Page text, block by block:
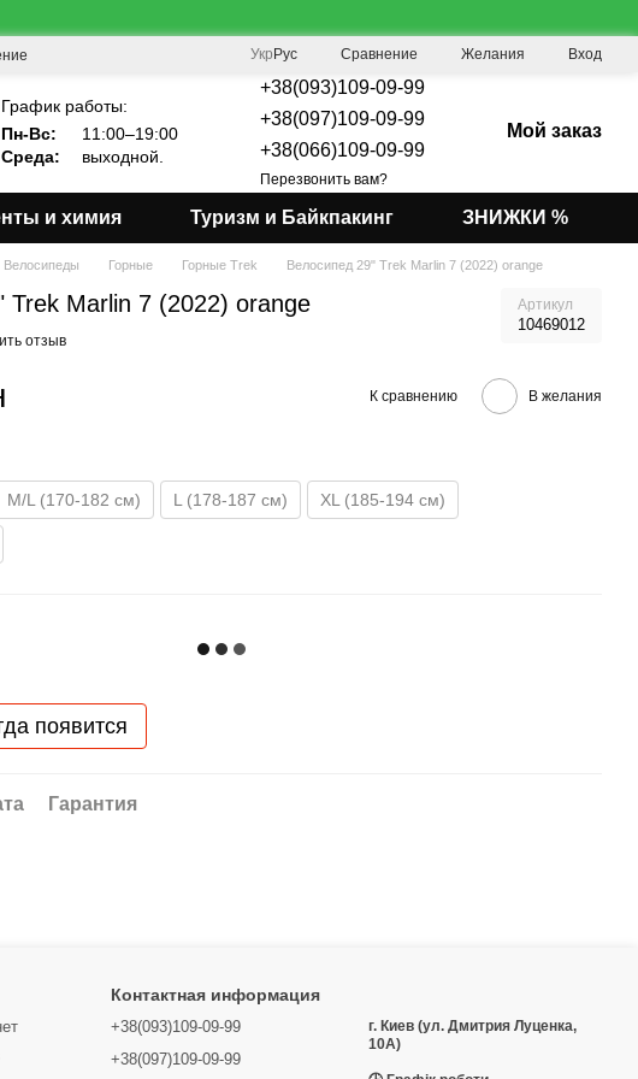
Укр Рус Сравнение Желания Вход
График работы:
Пн-Вс:
11:00–19:00
Среда:
выходной.
+38(093)109-09-99
+38(097)109-09-99
+38(066)109-09-99
Перезвонить вам?
Мой заказ
и химия Туризм и Байкпакинг ЗНИЖКИ %
Велосипеды Горные Горные Trek Велосипед 29" Trek Marlin 7 (2022) orange
Trek Marlin 7 (2022) orange Артикул
10469012
отзыв
К сравнению В желания
M/L (170-182 см) L (178-187 см) XL (185-194 см)
появится
Гарантия
Контактная информация
+38(093)109-09-99
+38(097)109-09-99
г. Киев (ул. Дмитрия Луценка,
10А)